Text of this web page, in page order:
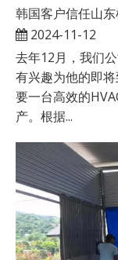
韩国客户信任山
2024-11-12
去年12月，我们
有兴趣为他的即
要一台高效的
产。根据...